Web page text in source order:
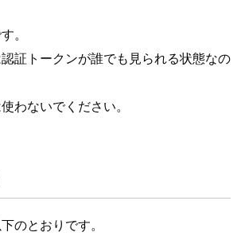
。
証トークンが誰でも見られる状態なの
わないでください。
のとおりです。